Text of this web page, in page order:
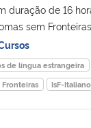
duração de 16
sem
de língua estrangeira
Fronteiras
IsF-Italiano